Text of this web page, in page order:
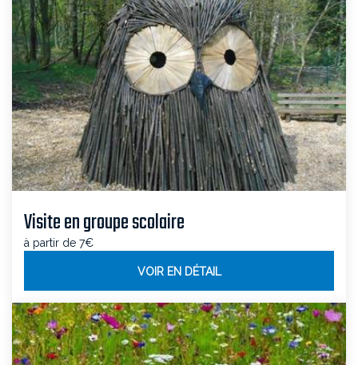
Visite en groupe scolaire
à partir de 7€
VOIR EN DÉTAIL